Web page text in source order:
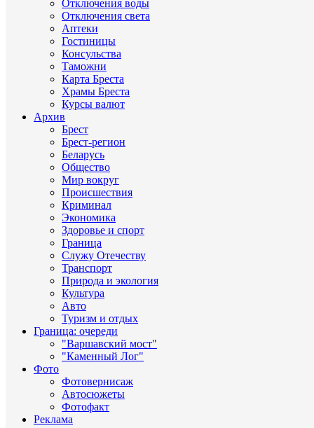
Отключения воды
Отключения света
Аптеки
Гостиницы
Консульства
Таможни
Карта Бреста
Храмы Бреста
Курсы валют
Архив
Брест
Брест-регион
Беларусь
Общество
Мир вокруг
Происшествия
Криминал
Экономика
Здоровье и спорт
Граница
Служу Отечеству
Транспорт
Природа и экология
Культура
Авто
Туризм и отдых
Граница: очереди
"Варшавский мост"
"Каменный Лог"
Фото
Фотовернисаж
Автосюжеты
Фотофакт
Реклама